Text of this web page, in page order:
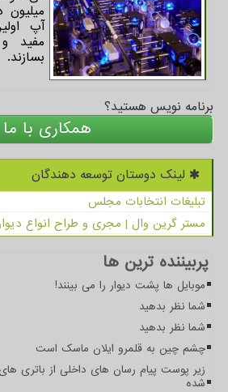
آپ
مفید
بسازند.
برنامه نویس هستید؟
همکاری با ما
لینک دوستان توسعه دهندگان
تبلیغات انتخابات مجلس
مستر گرین وال | مجری و طراح انواع
پربیننده ترین ها
موبایل ها پشت دیوار را می بینند!
شما نظر بدهید
شما نظر بدهید
چشم چین به قلمرو ایلان ماسک است
زیر پوست پیام رسان های داخلی از باتری
شده